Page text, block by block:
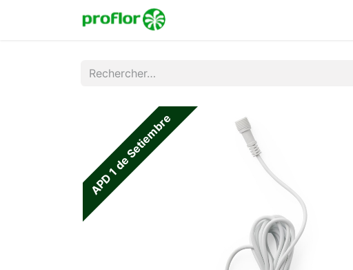
APD 1 de Setiembre